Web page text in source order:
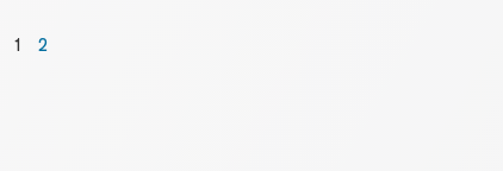
Page
1 Page
2